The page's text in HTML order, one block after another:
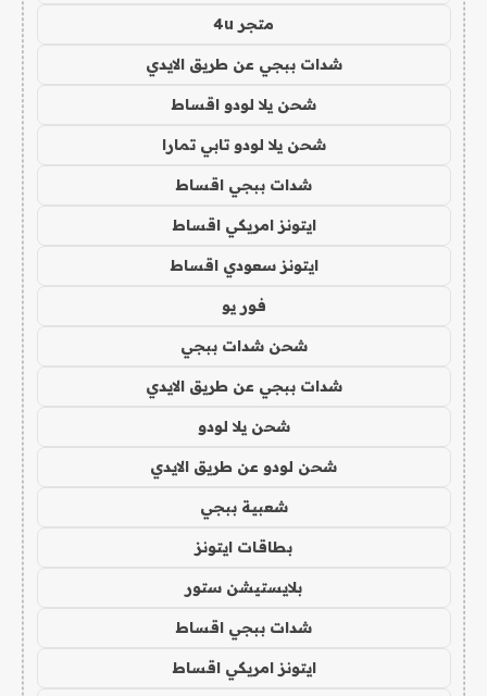
متجر 4u
شدات ببجي عن طريق الايدي
شحن يلا لودو اقساط
شحن يلا لودو تابي تمارا
شدات ببجي اقساط
ايتونز امريكي اقساط
ايتونز سعودي اقساط
فور يو
شحن شدات ببجي
شدات ببجي عن طريق الايدي
شحن يلا لودو
شحن لودو عن طريق الايدي
شعبية ببجي
بطاقات ايتونز
بلايستيشن ستور
شدات ببجي اقساط
ايتونز امريكي اقساط